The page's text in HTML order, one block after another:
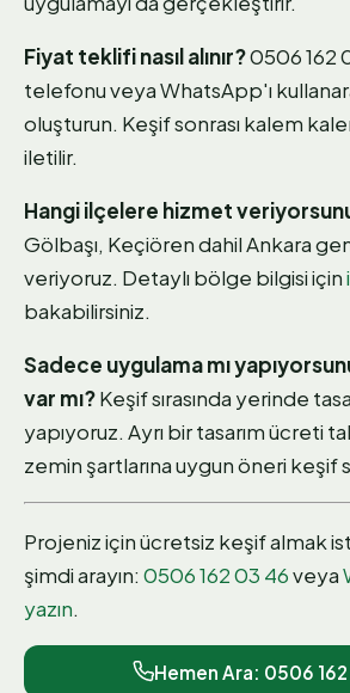
Fiyat teklifi nasıl alınır?0506 162
telefonu veya WhatsApp'ı
oluşturun. Keşif sonrası kalem
iletilir.
Hangi ilçelere hizmet
Gölbaşı, Keçiören dahil Ankara
veriyoruz. Detaylı bölge bilgisi için
bakabilirsiniz.
Sadece uygulama mı
var mı?Keşif sırasında yerinde
yapıyoruz. Ayrı bir tasarım ücreti
zemin şartlarına uygun öneri keşif
Projeniz için ücretsiz keşif almak
şimdi arayın: 0506 162 03 46veya
yazın.
Hemen Ara: 0506